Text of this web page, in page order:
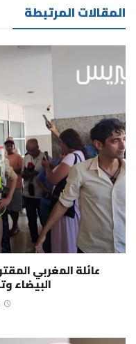
المقالات المرتبطة
عائلة المغربي
البيضاء